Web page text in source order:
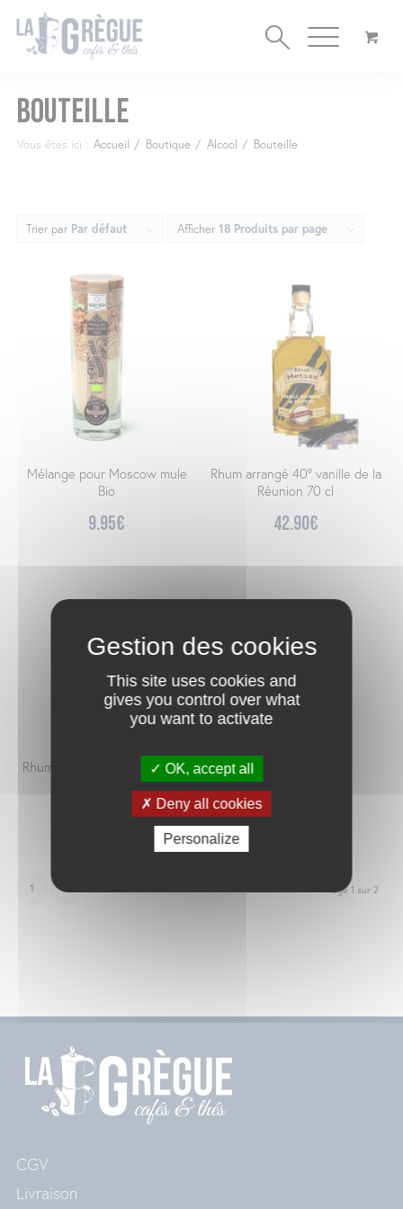
Bouteille
Vous êtes ici : Accueil / Boutique / Alcool / Bouteille
Trier par Par défaut Afficher 18 Produits par page
Mélange pour Moscow mule
Bio
9.95€
Rhum arrangé 40° vanille de la
Réunion 70 cl
42.90€
Rhum arrangé 23.7° fruit de la
passion 70 cl
Page 1 sur 2
1
CGV
Livraison
This site uses cookies and
gives you control over what
you want to activate
OK, accept all
Deny all cookies
Personalize